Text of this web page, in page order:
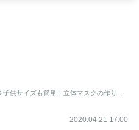
2020.04.21 17:00